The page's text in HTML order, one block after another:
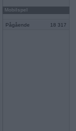
Mobilspel
Pågående 18 317